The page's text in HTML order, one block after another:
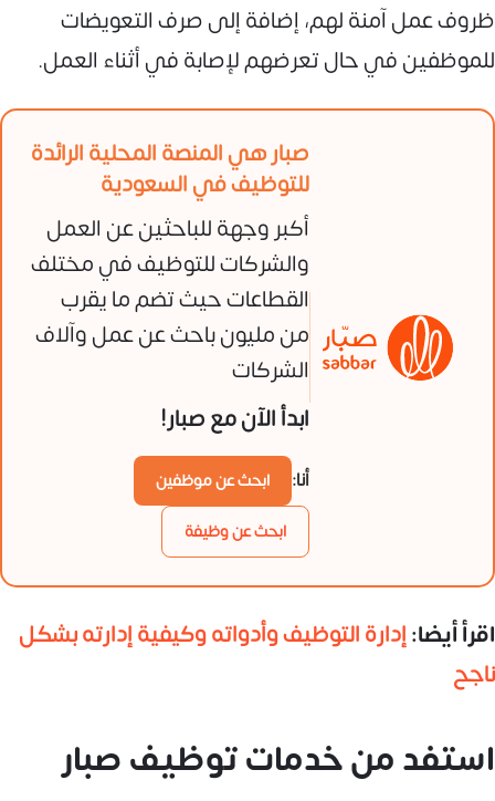
ظروف عمل آمنة لهم، إضافة إلى صرف التعويضات
للموظفين في حال تعرضهم لإصابة في أثناء العمل.
صبار هي المنصة المحلية الرائدة
للتوظيف في السعودية
أكبر وجهة للباحثين عن العمل
والشركات للتوظيف في مختلف
القطاعات حيث تضم ما يقرب
من مليون باحث عن عمل وآلاف
الشركات
ابدأ الآن مع صبار!
أنا:
ابحث عن موظفين
ابحث عن وظيفة
اقرأ أيضا:إدارة التوظيف وأدواته وكيفية إدارته بشكل
ناجح
استفد من خدمات توظيف صبار